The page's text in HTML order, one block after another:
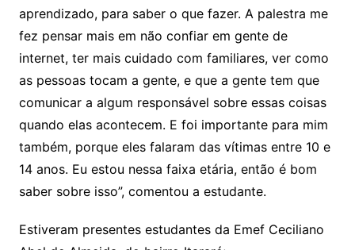
aprendizado, para saber o que fazer. A palestra me
fez pensar mais em não confiar em gente de
internet, ter mais cuidado com familiares, ver como
as pessoas tocam a gente, e que a gente tem que
comunicar a algum responsável sobre essas coisas
quando elas acontecem. E foi importante para mim
também, porque eles falaram das vítimas entre 10 e
14 anos. Eu estou nessa faixa etária, então é bom
saber sobre isso”, comentou a estudante.
Estiveram presentes estudantes da EmefCeciliano